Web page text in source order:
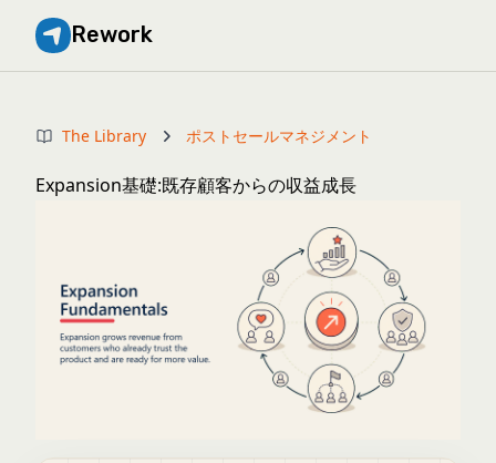
Rework
The Library ポストセールマネジメント
Expansion基礎:既存顧客からの収益成長